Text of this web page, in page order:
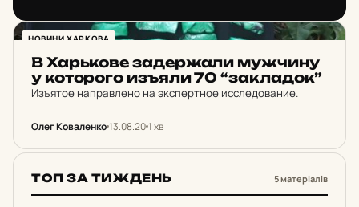
гривен.
НОВИНИ ХАРКОВА
В Харь­ко­ве за­дер­жа­ли муж­чи­ну
у ко­то­ро­го изъяли 70 “зак­ла­док”
Изъятое направлено на экспертное исследование.
Олег Коваленко13.08.201 хв
ТОП ЗА ТИЖДЕНЬ 5 матеріалів
1 2